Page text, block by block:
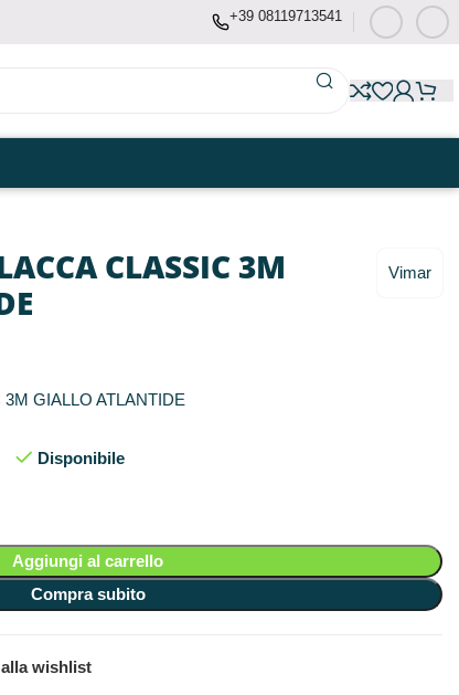
+39 08119713541
CLASSIC 3M
Vimar
GIALLO ATLANTIDE
Disponibile
Aggiungi al carrello
Compra subito
wishlist